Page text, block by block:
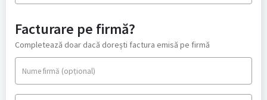
Facturare pe firmă?
Completează doar dacă dorești factura emisă pe firmă
Nume firmă (opțional)